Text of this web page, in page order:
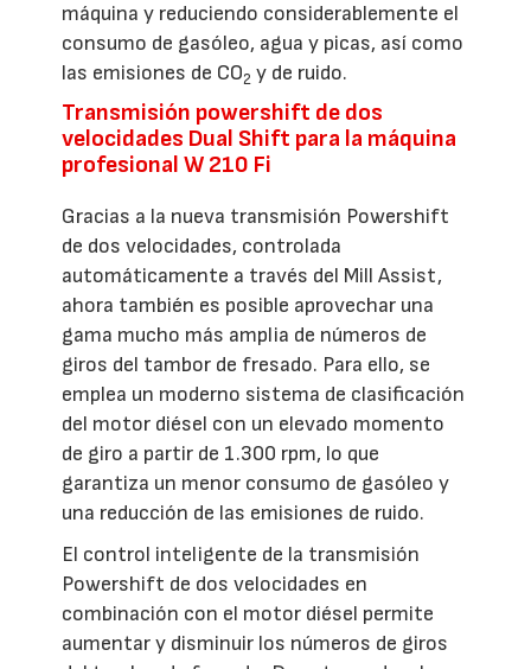
máquina y reduciendo considerablemente el
consumo de gasóleo, agua y picas, así como
las emisiones de CO2 y de ruido.
Transmisión powershift de dos
velocidades Dual Shift para la máquina
profesional W 210 Fi
Gracias a la nueva transmisión Powershift
de dos velocidades, controlada
automáticamente a través del Mill Assist,
ahora también es posible aprovechar una
gama mucho más amplia de números de
giros del tambor de fresado. Para ello, se
emplea un moderno sistema de clasificación
del motor diésel con un elevado momento
de giro a partir de 1.300 rpm, lo que
garantiza un menor consumo de gasóleo y
una reducción de las emisiones de ruido.
El control inteligente de la transmisión
Powershift de dos velocidades en
combinación con el motor diésel permite
aumentar y disminuir los números de giros